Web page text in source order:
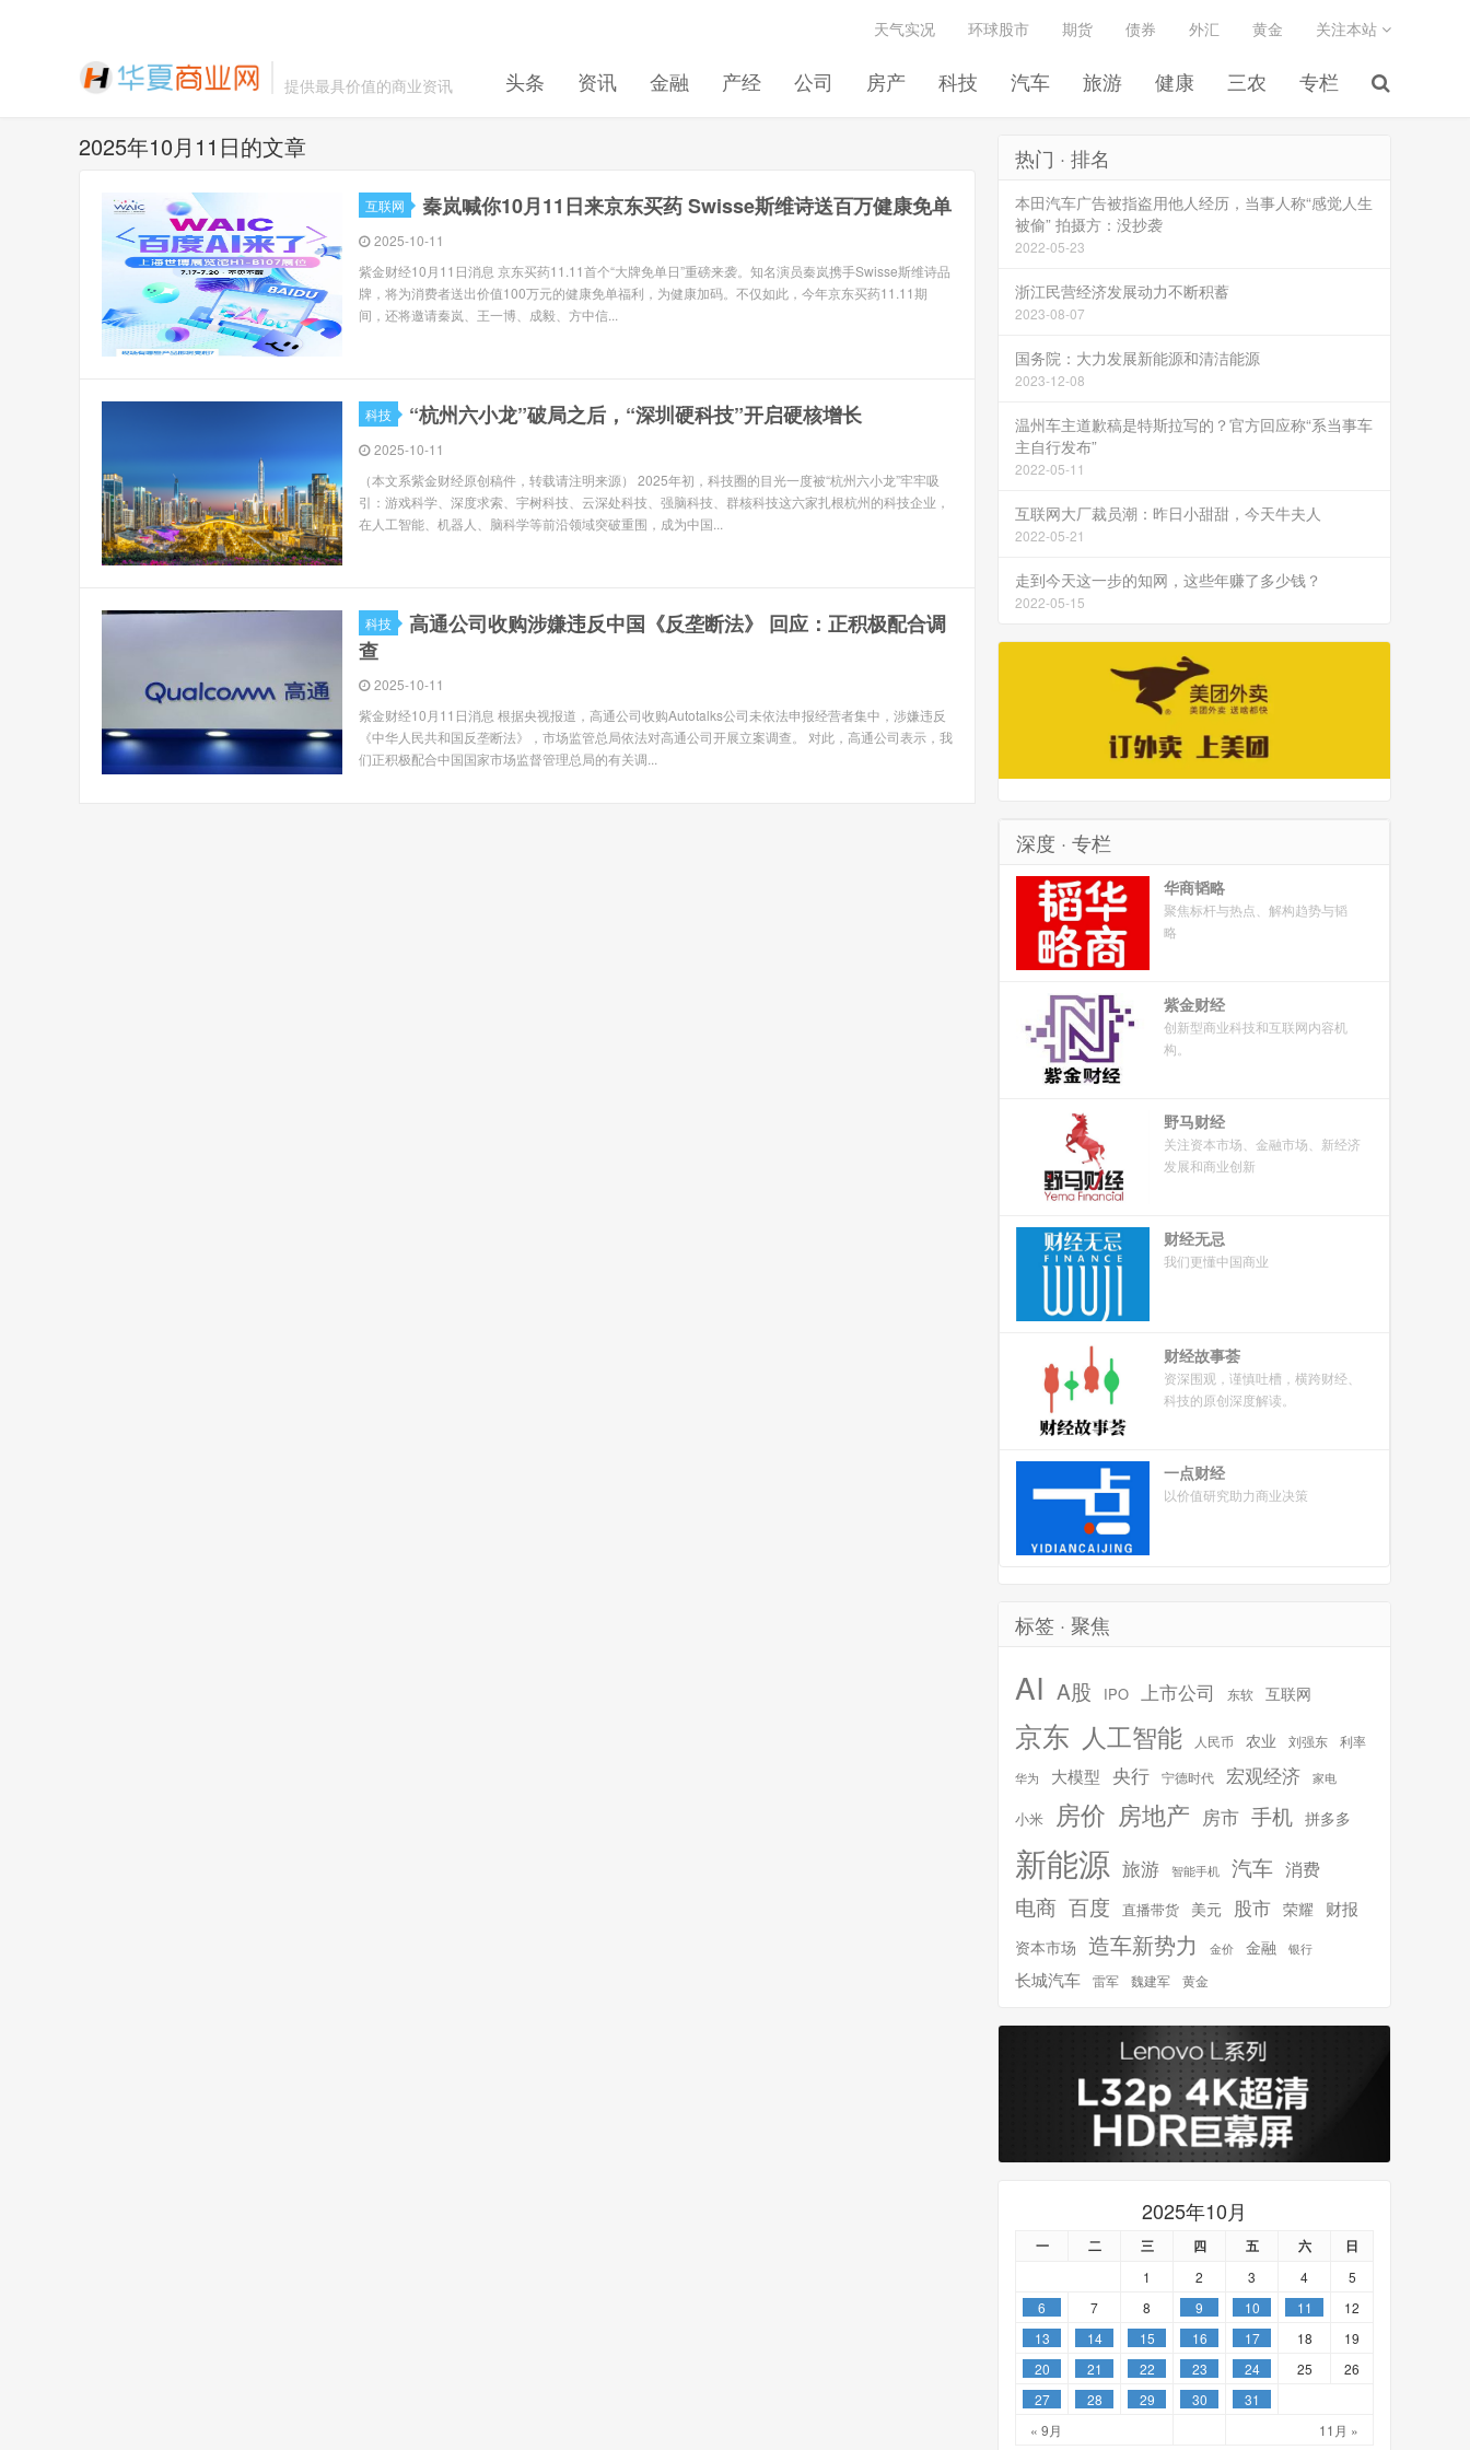
提供最具价值的商业资讯 头条 资讯 金融 产经 公司 房产 科技 汽车 旅游 健康 三农 专栏
天气实况 环球股市 期货 债券 外汇 黄金 关注本站
2025年10月11日的文章
互联网 秦岚喊你10月11日来京东买药 Swisse斯维诗送百万健康免单
2025-10-11
紫金财经10月11日消息 京东买药11.11首个“大牌免单日”重磅来袭。知名演员秦岚携手Swisse斯维诗品
牌，将为消费者送出价值100万元的健康免单福利，为健康加码。不仅如此，今年京东买药11.11期
间，还将邀请秦岚、王一博、成毅、方中信...
科技 “杭州六小龙”破局之后，“深圳硬科技”开启硬核增长
2025-10-11
（本文系紫金财经原创稿件，转载请注明来源） 2025年初，科技圈的目光一度被“杭州六小龙”牢牢吸
引：游戏科学、深度求索、宇树科技、云深处科技、强脑科技、群核科技这六家扎根杭州的科技企业，
在人工智能、机器人、脑科学等前沿领域突破重围，成为中国...
科技
高通公司收购涉嫌违反中国《反垄断法》 回应：正积极配合调
查
2025-10-11
紫金财经10月11日消息 根据央视报道，高通公司收购Autotalks公司未依法申报经营者集中，涉嫌违反
《中华人民共和国反垄断法》，市场监管总局依法对高通公司开展立案调查。 对此，高通公司表示，我
们正积极配合中国国家市场监督管理总局的有关调...
热门 · 排名
本田汽车广告被指盗用他人经历，当事人称“感觉人生
被偷” 拍摄方：没抄袭
2022-05-23
浙江民营经济发展动力不断积蓄
2023-08-07
国务院：大力发展新能源和清洁能源
2023-12-08
温州车主道歉稿是特斯拉写的？官方回应称“系当事车
主自行发布”
2022-05-11
互联网大厂裁员潮：昨日小甜甜，今天牛夫人
2022-05-21
走到今天这一步的知网，这些年赚了多少钱？
2022-05-15
深度 · 专栏
华商韬略
聚焦标杆与热点、解构趋势与韬
略
紫金财经
创新型商业科技和互联网内容机
构。
野马财经
关注资本市场、金融市场、新经济
发展和商业创新
财经无忌
我们更懂中国商业
财经故事荟
资深围观，谨慎吐槽，横跨财经、
科技的原创深度解读。
一点财经
以价值研究助力商业决策
标签 · 聚焦
AI A股 IPO 上市公司 东软 互联网
京东 人工智能 人民币 农业 刘强东 利率
华为 大模型 央行 宁德时代 宏观经济 家电
小米 房价 房地产 房市 手机 拼多多
新能源 旅游 智能手机 汽车 消费
电商 百度 直播带货 美元 股市 荣耀 财报
资本市场 造车新势力 金价 金融 银行
长城汽车 雷军 魏建军 黄金
2025年10月
一 二 三 四 五 六 日
« 9月 11月 »
1 2 3 4
5
6
7 8 9 10 11
12
13
14 15 16 17 18
19
20
21 22 23 24 25
26
27
28 29 30 31